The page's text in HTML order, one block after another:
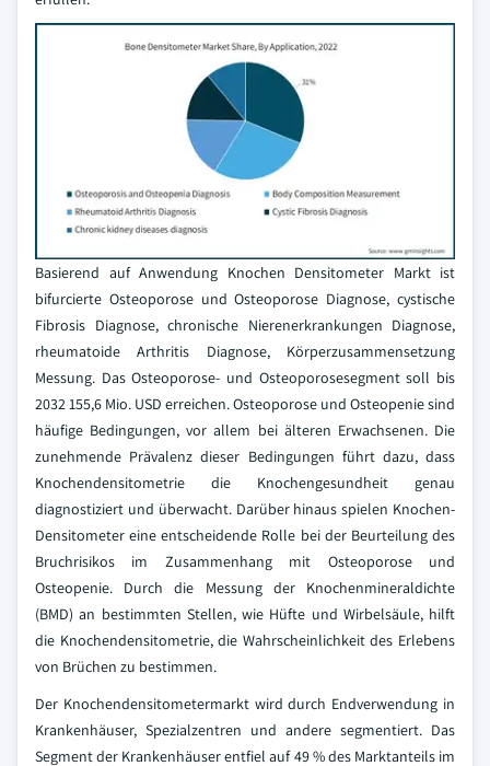
Basierend auf Anwendung Knochen Densitometer Markt ist
bifurcierte Osteoporose und Osteoporose Diagnose, cystische
Fibrosis Diagnose, chronische Nierenerkrankungen Diagnose,
rheumatoide Arthritis Diagnose, Körperzusammensetzung
Messung. Das Osteoporose- und Osteoporosesegment soll bis
2032 155,6 Mio. USD erreichen. Osteoporose und Osteopenie sind
häufige Bedingungen, vor allem bei älteren Erwachsenen. Die
zunehmende Prävalenz dieser Bedingungen führt dazu, dass
Knochendensitometrie die Knochengesundheit genau
diagnostiziert und überwacht. Darüber hinaus spielen Knochen-
Densitometer eine entscheidende Rolle bei der Beurteilung des
Bruchrisikos im Zusammenhang mit Osteoporose und
Osteopenie. Durch die Messung der Knochenmineraldichte
(BMD) an bestimmten Stellen, wie Hüfte und Wirbelsäule, hilft
die Knochendensitometrie, die Wahrscheinlichkeit des Erlebens
von Brüchen zu bestimmen.
Der Knochendensitometermarkt wird durch Endverwendung in
Krankenhäuser, Spezialzentren und andere segmentiert. Das
Segment der Krankenhäuser entfiel auf 49 % des Marktanteils im